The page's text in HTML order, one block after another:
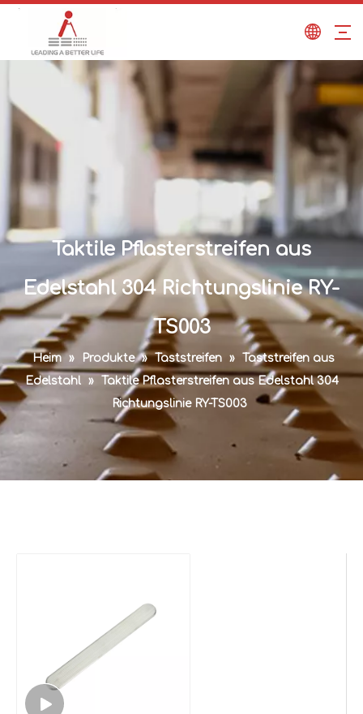
Taktile Pflasterstreifen aus
Edelstahl 304 Richtungslinie RY-
TS003
Heim » Produkte » Taststreifen »
Taststreifen aus
Edelstahl
»
Taktile Pflasterstreifen aus Edelstahl 304
Richtungslinie RY-TS003